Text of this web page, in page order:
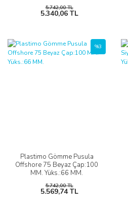
5.742,00 TL
5.340,06 TL
Plastimo Gömme Pusula
Offshore 75 Beyaz Çap:100
MM. Yüks.:66 MM.
%3
5.742,00 TL
5.569,74 TL